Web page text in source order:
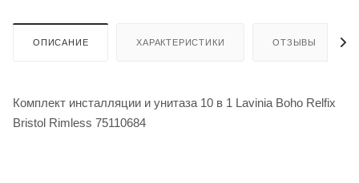
ОПИСАНИЕ ХАРАКТЕРИСТИКИ ОТЗЫВЫ
Комплект инсталляции и унитаза 10 в 1 Lavinia Boho Relfix
Bristol Rimless 75110684